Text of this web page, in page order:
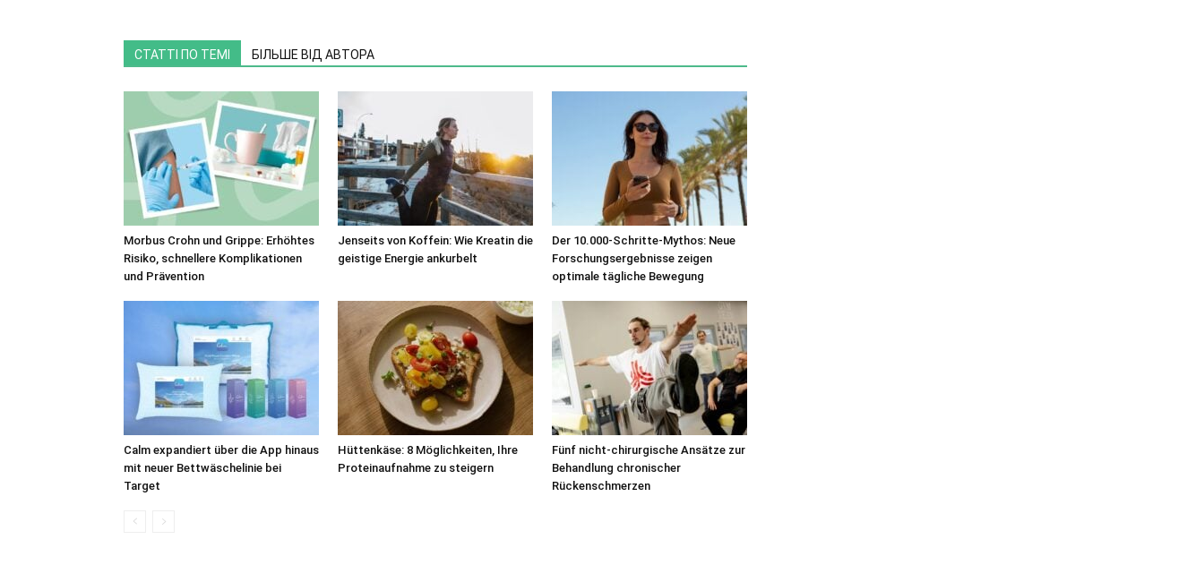
СТАТТІ ПО ТЕМІ БІЛЬШЕ ВІД АВТОРА
Morbus Crohn und Grippe: Erhöhtes
Risiko, schnellere Komplikationen
und Prävention
Jenseits von Koffein: Wie Kreatin die
geistige Energie ankurbelt
Der 10.000-Schritte-Mythos: Neue
Forschungsergebnisse zeigen
optimale tägliche Bewegung
Calm expandiert über die App hinaus
mit neuer Bettwäschelinie bei
Target
Hüttenkäse: 8 Möglichkeiten, Ihre
Proteinaufnahme zu steigern
Fünf nicht-chirurgische Ansätze zur
Behandlung chronischer
Rückenschmerzen